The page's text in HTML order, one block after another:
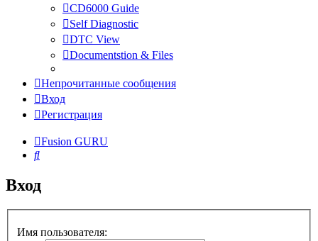
CD6000 Guide
Self Diagnostic
DTC View
Documentstion & Files
Непрочитанные сообщения
Вход
Регистрация
Fusion GURU
Поиск
Вход
Имя пользователя: